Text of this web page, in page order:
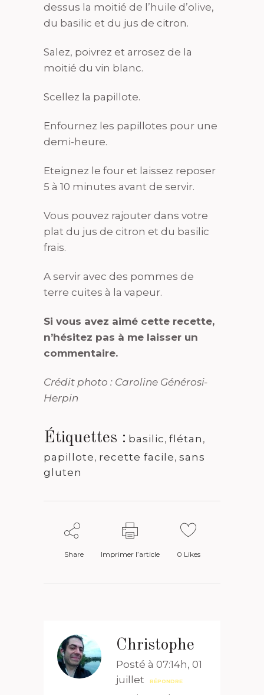
dessus la moitié de l’huile d’olive,
du basilic et du jus de citron.
Salez, poivrez et arrosez de la
moitié du vin blanc.
Scellez la papillote.
Enfournez les papillotes pour une
demi-heure.
Eteignez le four et laissez reposer
5 à 10 minutes avant de servir.
Vous pouvez rajouter dans votre
plat du jus de citron et du basilic
frais.
A servir avec des pommes de
terre cuites à la vapeur.
Si vous avez aimé cette recette,
n’hésitez pas à me laisser un
commentaire.
Crédit photo : Caroline Générosi-
Herpin
Étiquettes : basilic, flétan ,
papillote, recette facile, sans
gluten
Share Imprimer l’article 0 Likes
Christophe
Posté à 07:14h, 01
juillet
RÉPONDRE